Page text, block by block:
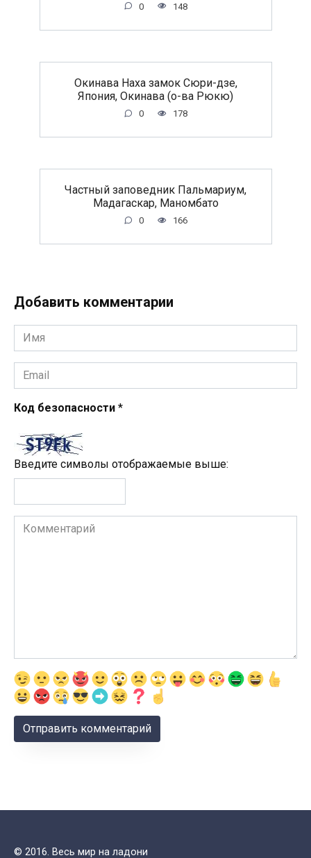
0 148
Окинава Наха замок Сюри-дзе,
Япония, Окинава (о-ва Рюкю)
0 178
Частный заповедник Пальмариум,
Мадагаскар, Маномбато
0 166
Добавить комментарии
Имя
*
Email
*
Код безопасности *
Введите символы отображаемые выше:
Комментарий
© 2016. Весь мир на ладони